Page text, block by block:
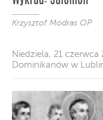
Krzysztof Modras OP
Niedziela, 21 czerwca
Dominikanów w